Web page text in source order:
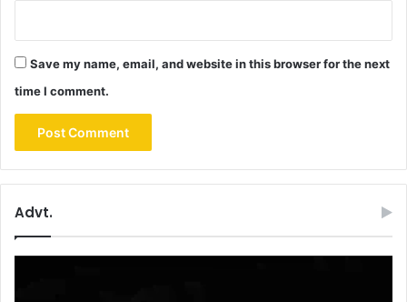
Save my name, email, and website in this browser for the next
time I comment.
Advt.